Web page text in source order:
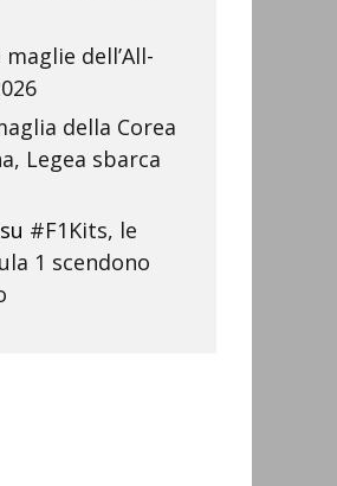
maglie dell’All-
della Corea
Legea sbarca
su #F1Kits, le
1 scendono